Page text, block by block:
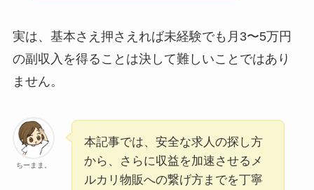
実は、基本さえ押さえれば未経験でも月3〜5万円
の副収入を得ることは決して難しいことではあり
ません。
ちーまま。
本記事では、安全な求人の探し方
から、さらに収益を加速させるメ
ルカリ物販への繋げ方までを丁寧